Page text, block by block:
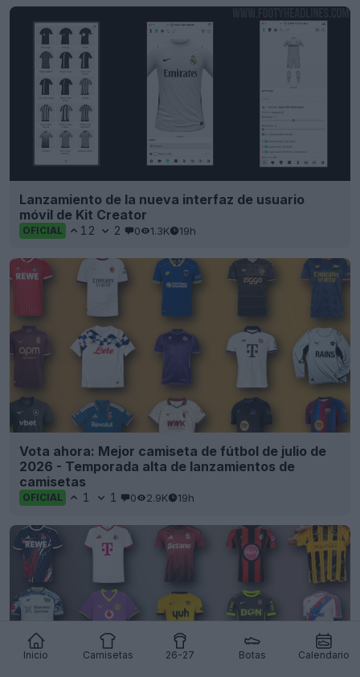
Inicio Camisetas 26-27 Botas Calendario
Lanzamiento de la nueva interfaz de usuario
móvil de Kit Creator
OFICIAL 12 2 0 1.3K 19h
Vota ahora: Mejor camiseta de fútbol de julio de
2026 - Temporada alta de lanzamientos de
camisetas
OFICIAL 1 1 0 2.9K 19h